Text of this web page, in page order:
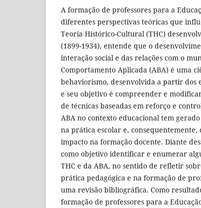
A formação de professores para a
diferentes perspectivas teóricas que
Teoria Histórico-Cultural (THC)
(1899-1934), entende que o
interação social e das relações com o
Comportamento Aplicada (ABA) é uma
behaviorismo, desenvolvida a partir dos
e seu objetivo é compreender e
de técnicas baseadas em reforço e
ABA no contexto educacional tem
na prática escolar e, consequentemente,
impacto na formação docente. Diante
como objetivo identificar e enumerar
THC e da ABA, no sentido de refletir
prática pedagógica e na formação de
uma revisão bibliográfica. Como
formação de professores para a